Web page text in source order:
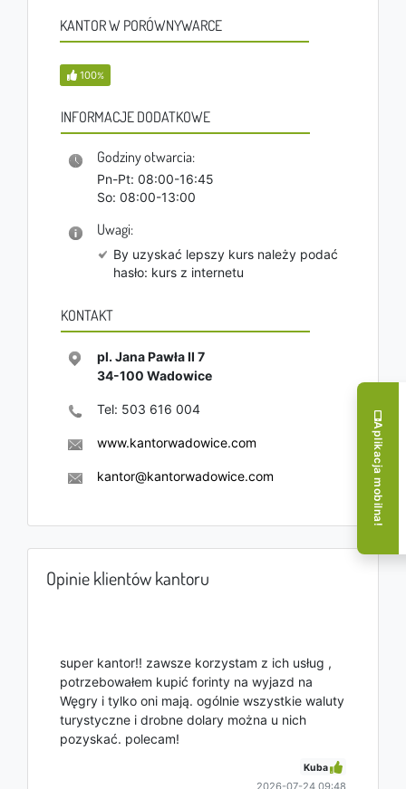
KANTOR W PORÓWNYWARCE
100%
INFORMACJE DODATKOWE
Godziny otwarcia:
Pn-Pt: 08:00-16:45
So: 08:00-13:00
Uwagi:
By uzyskać lepszy kurs należy podać
hasło: kurs z internetu
KONTAKT
pl. Jana Pawła II 7
34-100 Wadowice
Tel: 503 616 004
www.kantorwadowice.com
kantor@kantorwadowice.com
Opinie klientów kantoru
super kantor!! zawsze korzystam z ich usług ,
potrzebowałem kupić forinty na wyjazd na
Węgry i tylko oni mają. ogólnie wszystkie waluty
turystyczne i drobne dolary można u nich
pozyskać. polecam!
Kuba
2026-07-24 09:48
Aplikacja mobilna!